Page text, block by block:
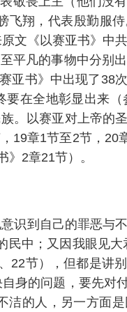
翔，代表殷勤服
文《以赛亚书》中
平凡的事物中分别
亚书》中出现了38
在全地彰显出来
。以赛亚对上帝的
19章1节至2节，20
2章21节）。
识到自己的罪恶与
中；又因我眼见
22节），但都是讲
身的问题，要先对
洁的人，另一方面